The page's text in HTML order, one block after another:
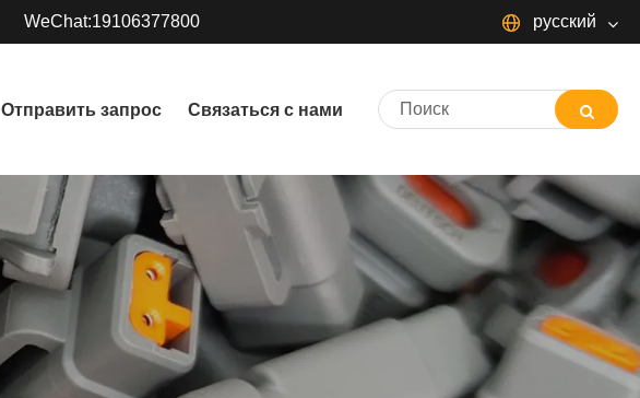
WeChat:19106377800 русский
Отправить запрос Связаться с нами